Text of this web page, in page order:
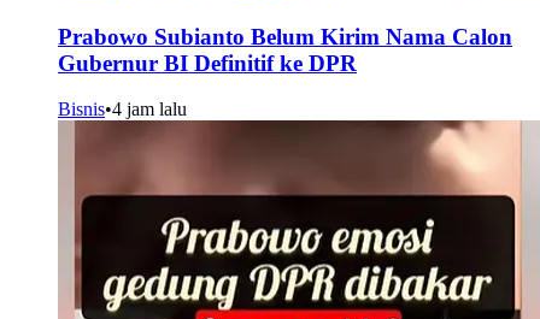
Prabowo Subianto Belum Kirim Nama Calon
Gubernur BI Definitif ke DPR
Bisnis•4 jam lalu